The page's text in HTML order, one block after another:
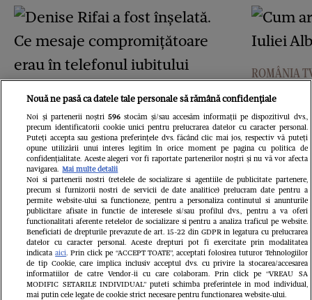
ROMÂNIA TV
Denise Rifai a fost înşelată.
Ce mesaje
compromiţătoare erau în
telefonul iubitului
ROMÂNIA
Cum
al Iuliei
Nouă ne pasă ca datele tale personale să rămână confidențiale
Noi și partenerii noștri 596stocăm și/sau accesăm informații pe dispozitivul dvs.,
precum identificatorii cookie unici pentru prelucrarea datelor cu caracter personal.
Puteți accepta sau gestiona preferințele dvs. făcând clic mai jos, respectiv vă puteți
opune utilizării unui interes legitim în orice moment pe pagina cu politica de
confidențialitate. Aceste alegeri vor fi raportate partenerilor noștri și nu vă vor afecta
navigarea. Mai multe detalii
Noi si partenerii nostri (retelele de socializare si agentiile de publicitate partenere,
precum si furnizorii nostri de servicii de date analitice) prelucram date pentru a
permite website-ului sa functioneze, pentru a personaliza continutul si anunturile
publicitare afisate in functie de interesele si/sau profilul dvs., pentru a va oferi
functionalitati aferente retelelor de socializare si pentru a analiza traficul pe website.
Beneficiati de drepturile prevazute de art. 15-22 din GDPR in legatura cu prelucrarea
datelor cu caracter personal. Aceste drepturi pot fi exercitate prin modalitatea
indicataaici. Prin click pe “ACCEPT TOATE”, acceptati folosirea tuturor Tehnologiilor
de tip Cookie, care implica inclusiv acceptul dvs. cu privire la stocarea/accesarea
informatiilor de catre Vendor-ii cu care colaboram. Prin click pe “VREAU SA
MODIFIC SETARILE INDIVIDUAL” puteti schimba preferintele in mod individual,
mai putin cele legate de cookie strict necesare pentru functionarea website-ului.